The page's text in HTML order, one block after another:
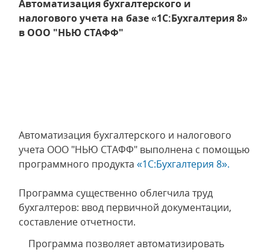
Автоматизация бухгалтерского и
налогового учета на базе «1С:Бухгалтерия 8»
в ООО "НЬЮ СТАФФ"
Автоматизация бухгалтерского и налогового
учета ООО "НЬЮ СТАФФ" выполнена с помощью
программного продукта «1С:Бухгалтерия 8».
Программа существенно облегчила труд
бухгалтеров: ввод первичной документации,
составление отчетности.
Программа позволяет автоматизировать